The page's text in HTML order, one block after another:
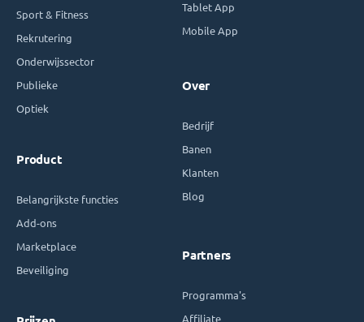
Sport & Fitness
Rekrutering
Onderwijssector
Publieke
Optiek
Product
Belangrijkste functies
Add-ons
Marketplace
Beveiliging
Tablet App
Mobile App
Over
Bedrijf
Banen
Klanten
Blog
Partners
Programma's
Affiliate